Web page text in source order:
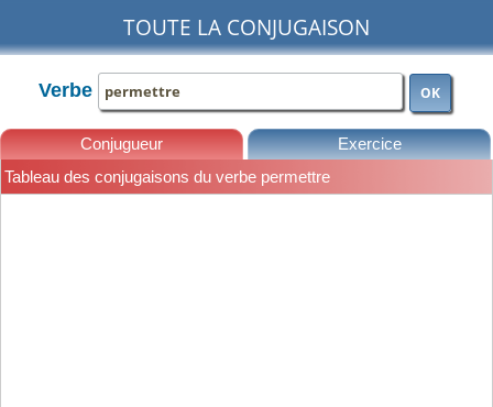
TOUTE LA CONJUGAISON
Verbe OK
Conjugueur Exercice
Tableau des conjugaisons du verbe permettre